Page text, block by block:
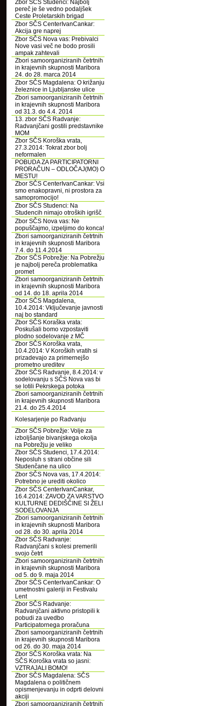
Zbor SČS Studenci: Najbolj
pereč je še vedno podaljšek
Ceste Proletarskih brigad
Zbor SČS CenterIvanCankar:
Akcija gre naprej
Zbor SČS Nova vas: Prebivalci
Nove vasi več ne bodo prosili
ampak zahtevali
Zbori samoorganiziranih četrtnih
in krajevnih skupnosti Maribora
24. do 28. marca 2014
Zbor SČS Magdalena: O križanju
železnice in Ljubljanske ulice
Zbori samoorganiziranih četrtnih
in krajevnih skupnosti Maribora
od 31.3. do 4.4. 2014
13. zbor SČS Radvanje:
Radvanjčani gostili predstavnike
MOM
Zbor SČS Koroška vrata,
27.3.2014: Tokrat zbor bolj
neformalen
POBUDA ZA PARTICIPATORNI
PRORAČUN – ODLOČAJ(MO) O
MESTU!
Zbor SČS CenterIvanCankar: Vsi
smo enakopravni, ni prostora za
samopromocijo!
Zbor SČS Studenci: Na
Studencih nimajo otroških igrišč
Zbor SČS Nova vas: Ne
popuščajmo, izpeljimo do konca!
Zbori samoorganiziranih četrtnih
in krajevnih skupnosti Maribora
7.4. do 11.4.2014
Zbor SČS Pobrežje: Na Pobrežju
je najbolj pereča problematika
promet
Zbori samoorganiziranih četrtnih
in krajevnih skupnosti Maribora
od 14. do 18. aprila 2014
Zbor SČS Magdalena,
10.4.2014: Vključevanje javnosti
naj bo standard
Zbor SČS Koraška vrata:
Poskušali bomo vzpostaviti
plodno sodelovanje z MČ
Zbor SČS Koroška vrata,
10.4.2014: V Koroških vratih si
prizadevajo za primernejšo
prometno ureditev
Zbor SČS Radvanje, 8.4.2014: v
sodelovanju s SČS Nova vas bi
se lotili Pekrskega potoka
Zbori samoorganiziranih četrtnih
in krajevnih skupnosti Maribora
21.4. do 25.4.2014
Kolesarjenje po Radvanju
Zbor SČS Pobrežje: Volje za
izboljšanje bivanjskega okolja
na Pobrežju je veliko
Zbor SČS Studenci, 17.4.2014:
Neposluh s strani občine sili
Studenčane na ulico
Zbor SČS Nova vas, 17.4.2014:
Potrebno je urediti okolico
Zbor SČS CenterIvanCankar,
16.4.2014: ZAVOD ZA VARSTVO
KULTURNE DEDIŠČINE SI ŽELI
SODELOVANJA
Zbori samoorganiziranih četrtnih
in krajevnih skupnosti Maribora
od 28. do 30. aprila 2014
Zbor SČS Radvanje:
Radvanjčani s kolesi premerili
svojo četrt
Zbori samoorganiziranih četrtnih
in krajevnih skupnosti Maribora
od 5. do 9. maja 2014
Zbor SČS CenterIvanCankar: O
umetnostni galeriji in Festivalu
Lent
Zbor SČS Radvanje:
Radvanjčani aktivno pristopili k
pobudi za uvedbo
Participatornega proračuna
Zbori samoorganiziranih četrtnih
in krajevnih skupnosti Maribora
od 26. do 30. maja 2014
Zbor SČS Koroška vrata: Na
SČS Koroška vrata so jasni:
VZTRAJALI BOMO!
Zbor SČS Magdalena: SČS
Magdalena o političnem
opismenjevanju in odprti delovni
akciji
Zbori samoorganiziranih četrtnih